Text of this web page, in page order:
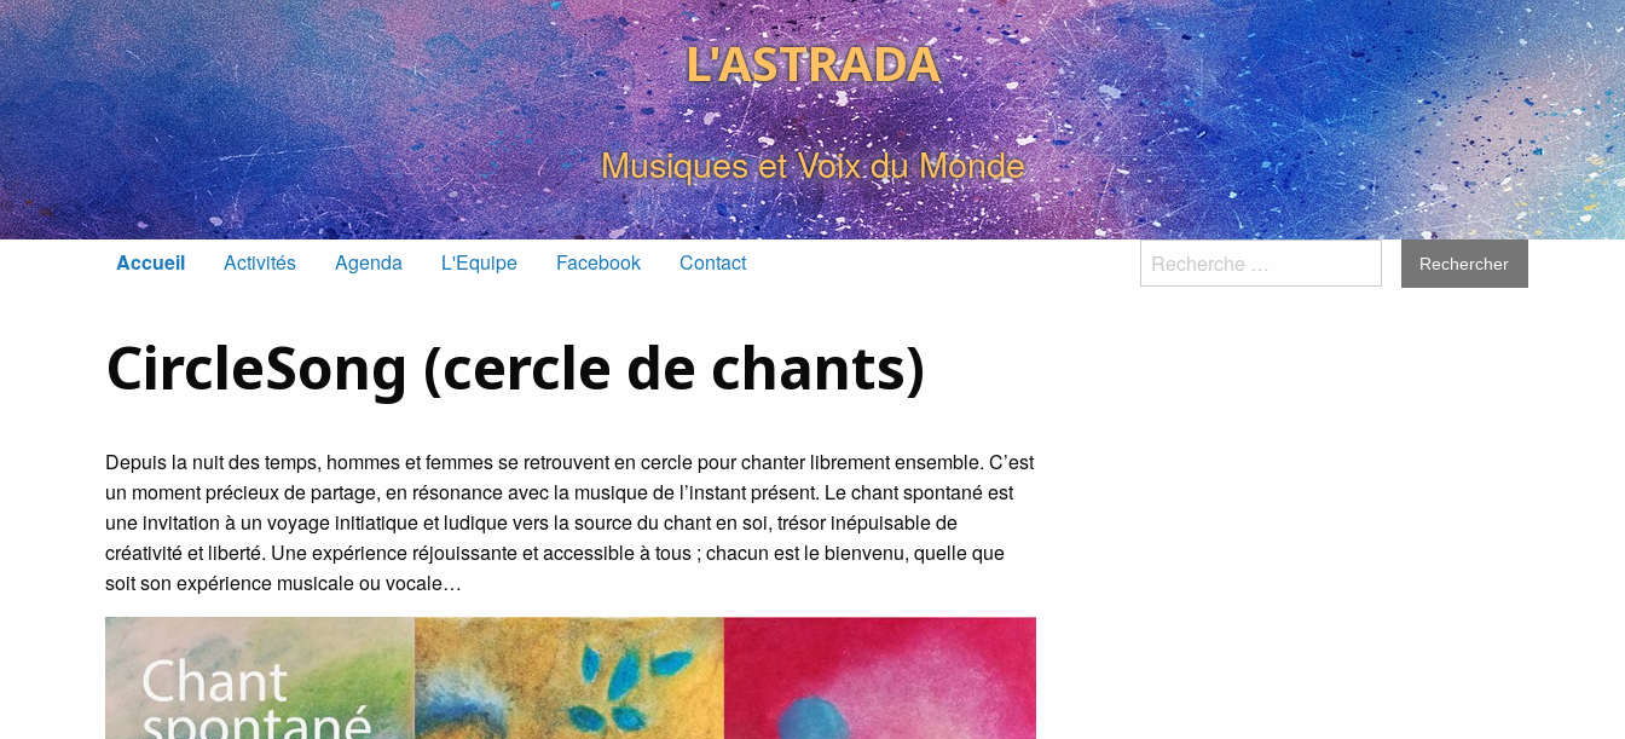
L'ASTRADA
Musiques et Voix du Monde
Accueil Activités Agenda L'Equipe Facebook Contact Rechercher
CircleSong (cercle de chants)
Depuis la nuit des temps, hommes et femmes se retrouvent en cercle pour chanter librement ensemble. C’est
un moment précieux de partage, en résonance avec la musique de l’instant présent. Le chant spontané est
une invitation à un voyage initiatique et ludique vers la source du chant en soi, trésor inépuisable de
créativité et liberté. Une expérience réjouissante et accessible à tous ; chacun est le bienvenu, quelle que
soit son expérience musicale ou vocale…